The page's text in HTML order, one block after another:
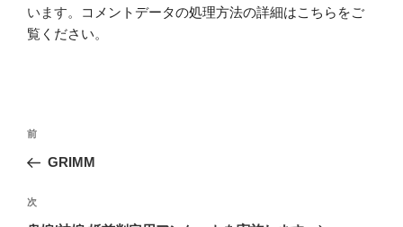
います。
コメントデータの処理方法の詳細はこちらをご
覧ください。
投
ナ
ビ
過
去
投
稿
前
GRIMM
次
次